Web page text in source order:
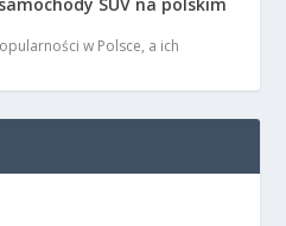
w Polsce, a ich